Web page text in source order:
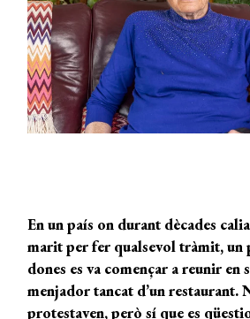
En un país on durant dècades
marit per fer qualsevoltràmit, un
dones es va començar a reunir en
menjador tancat d’un restaurant.
protestaven,peròsí que es